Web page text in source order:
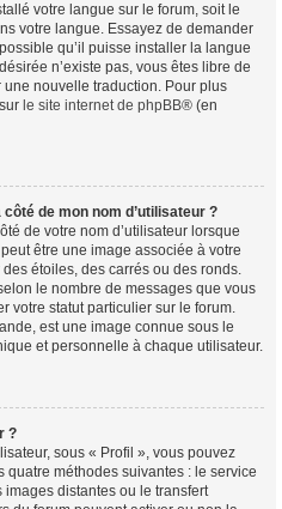
votre langue sur le forum, soit le
votre langue. Essayez de demander
qu’il puisse installer la langue
n’existe pas, vous êtes libre de
nouvelle traduction. Pour plus
le site internet de phpBB® (en
de mon nom d’utilisateur ?
de votre nom d’utilisateur lorsque
être une image associée à votre
étoiles, des carrés ou des ronds.
le nombre de messages que vous
votre statut particulier sur le forum.
est une image connue sous le
et personnelle à chaque utilisateur.
?
sous « Profil », vous pouvez
méthodes suivantes : le service
images distantes ou le transfert